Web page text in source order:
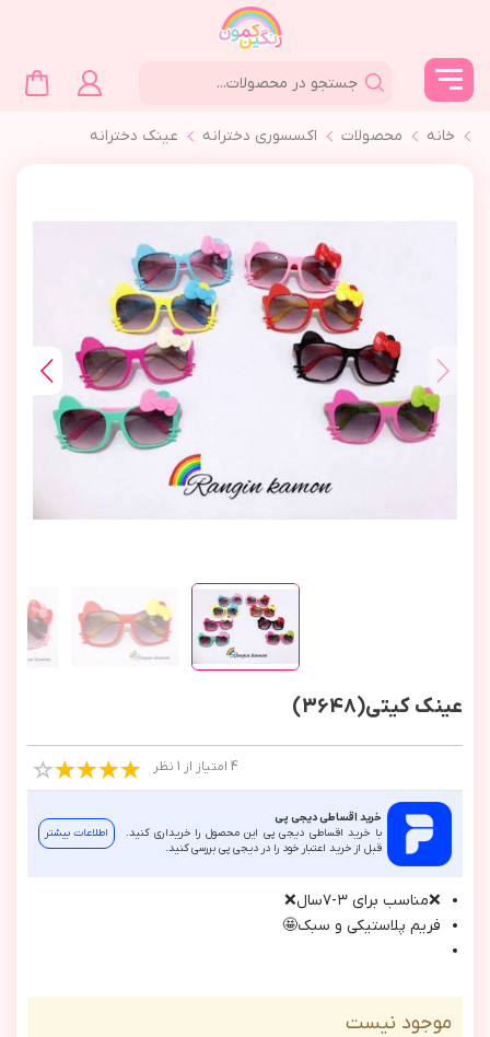
خانه محصولات اکسسوری دخترانه عینک دخترانه
عینک کیتی(3648)
4 امتیاز از 1 نظر
خرید اقساطی دیجی پی
با خرید اقساطی دیجی پی این محصول را خریداری کنید.
قبل از خرید اعتبار خود را در دیجی پی بررسی کنید.
اطلاعات بیشتر
❌مناسب براي ٣-٧سال❌
فريم پلاستيكي و سبك🤩
موجود نیست